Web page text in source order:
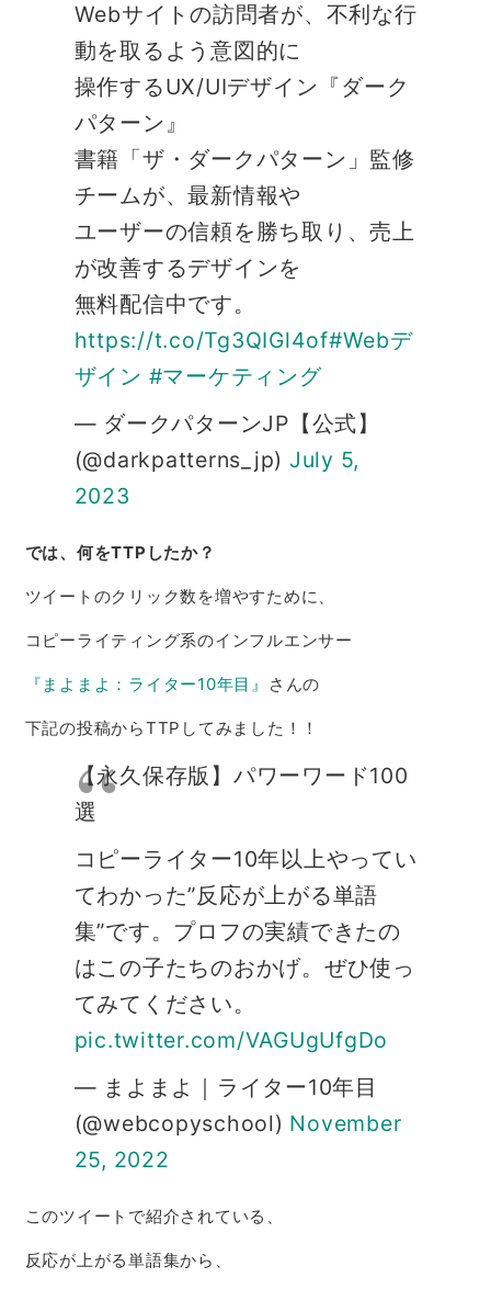
Webサイトの訪問者が、不利な行
動を取るよう意図的に
操作するUX/UIデザイン『ダーク
パターン』
書籍「ザ・ダークパターン」監修
チームが、最新情報や
ユーザーの信頼を勝ち取り、売上
が改善するデザインを
無料配信中です。
https://t.co/Tg3QIGl4of#Webデ
ザイン #マーケティング
— ダークパターンJP【公式】
(@darkpatterns_jp) July 5,
2023
では、何をTTPしたか？
ツイートのクリック数を増やすために、
コピーライティング系のインフルエンサー
『まよまよ：ライター10年目』 さんの
下記の投稿からTTPしてみました！！
【永久保存版】パワーワード100
選
コピーライター10年以上やってい
てわかった”反応が上がる単語
集”です。プロフの実績できたの
はこの子たちのおかげ。ぜひ使っ
てみてください。
pic.twitter.com/VAGUgUfgDo
— まよまよ｜ライター10年目
(@webcopyschool) November
25, 2022
このツイートで紹介されている、
反応が上がる単語集から、